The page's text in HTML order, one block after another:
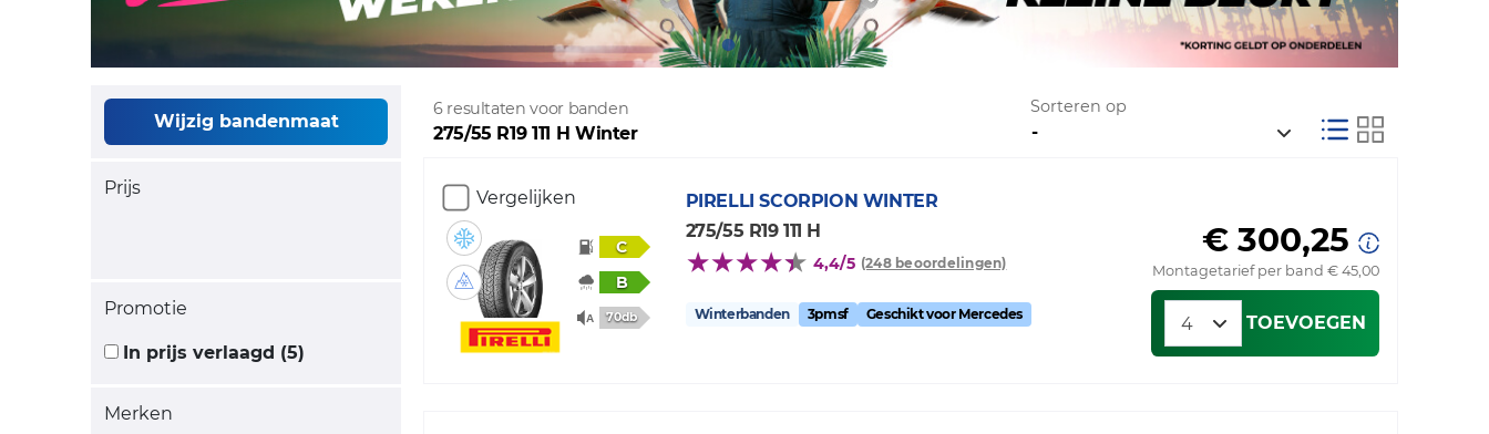
Wijzig bandenmaat
Prijs
Promotie
In prijs verlaagd (5)
Merken
6 resultaten voor banden
275/55 R19 111 H Winter
Sorteren op
Vergelijken
C
B
70db
PIRELLI SCORPION WINTER
275/55 R19 111 H
4,4/5 (248 beoordelingen)
Winterbanden 3pmsf Geschikt voor Mercedes
€ 300,25
Montagetarief per band € 45,00
TOEVOEGEN